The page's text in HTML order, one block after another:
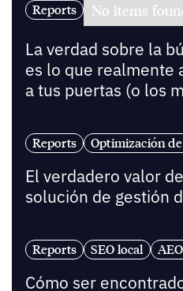
Reports No items
La verdad sobre la
es lo que realmente
a tus puertas (o los
Reports Optimización
El verdadero valor
solución de gestión
Reports SEO local
Cómo ser